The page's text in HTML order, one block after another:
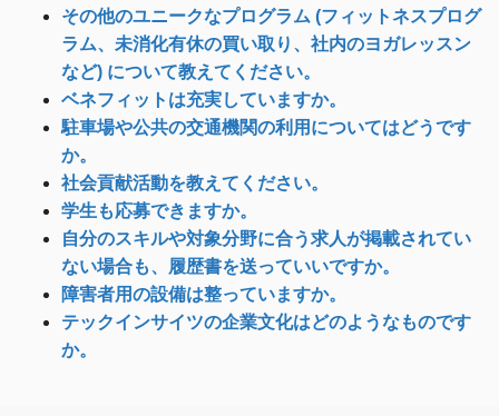
その他のユニークなプログラム (フィットネスプログ
ラム、未消化有休の買い取り、社内のヨガレッスン
など) について教えてください。
ベネフィットは充実していますか。
駐車場や公共の交通機関の利用についてはどうです
か。
社会貢献活動を教えてください。
学生も応募できますか。
自分のスキルや対象分野に合う求人が掲載されてい
ない場合も、履歴書を送っていいですか。
障害者用の設備は整っていますか。
テックインサイツの企業文化はどのようなものです
か。